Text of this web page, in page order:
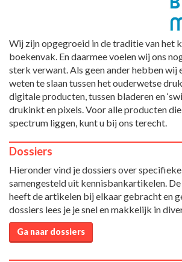
Wij zijn opgegroeid in de traditie van het
boekenvak. En daarmee voelen wij ons
sterk verwant. Als geen ander hebben wij
weten te slaan tussen het ouderwetse
digitale producten, tussen bladeren en
drukinkt en pixels. Voor alle producten
spectrum liggen, kunt u bij ons terecht.
Dossiers
Hieronder vind je dossiers over
samengesteld uit kennisbankartikelen.
heeft de artikelen bij elkaar gebracht en
dossiers lees je je snel en makkelijk in
Ga naar dossiers